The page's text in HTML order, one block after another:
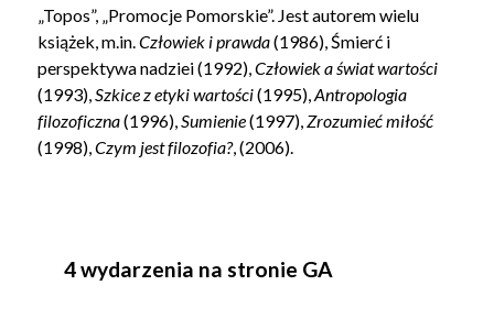
„Topos”, „Promocje Pomorskie”. Jest autorem wielu
książek, m.in.Człowiek i prawda(1986), Śmierć i
perspektywa nadziei (1992),Człowiek a świat wartości
(1993),Szkice z etyki wartości(1995),Antropologia
filozoficzna(1996),Sumienie(1997),Zrozumieć miłość
(1998),Czym jest filozofia?, (2006).
4 wydarzenia na stronie GA